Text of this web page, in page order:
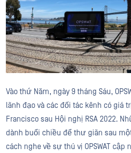
Vào thứ Năm, ngày 9 tháng Sáu,
lãnh đạo và các đối tác kênh có giá
Francisco sau Hội nghị RSA 2022.
dành buổi chiều để thư giãn sau
cách nghe về sự thú vị OPSWAT cập